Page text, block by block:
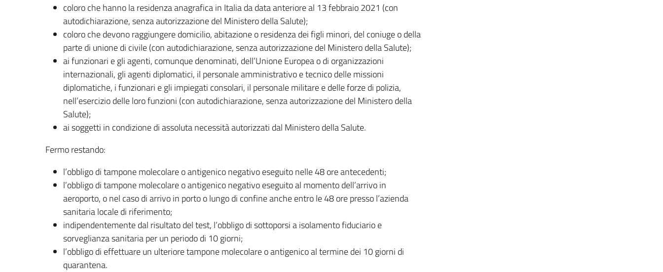
coloro che hanno la residenza anagrafica in Italia da data anteriore al 13 febbraio 2021 (con
autodichiarazione, senza autorizzazione del Ministero della Salute);
coloro che devono raggiungere domicilio, abitazione o residenza dei figli minori, del coniuge o della
parte di unione di civile (con autodichiarazione, senza autorizzazione del Ministero della Salute);
ai funzionari e gli agenti, comunque denominati, dell’Unione Europea o di organizzazioni
internazionali, gli agenti diplomatici, il personale amministrativo e tecnico delle missioni
diplomatiche, i funzionari e gli impiegati consolari, il personale militare e delle forze di polizia,
nell’esercizio delle loro funzioni (con autodichiarazione, senza autorizzazione del Ministero della
Salute);
ai soggetti in condizione di assoluta necessità autorizzati dal Ministero della Salute.
Fermo restando:
l’obbligo di tampone molecolare o antigenico negativo eseguito nelle 48 ore antecedenti;
l’obbligo di tampone molecolare o antigenico negativo eseguito al momento dell’arrivo in
aeroporto, o nel caso di arrivo in porto o lungo di confine anche entro le 48 ore presso l’azienda
sanitaria locale di riferimento;
indipendentemente dal risultato del test, l’obbligo di sottoporsi a isolamento fiduciario e
sorveglianza sanitaria per un periodo di 10 giorni;
l’obbligo di effettuare un ulteriore tampone molecolare o antigenico al termine dei 10 giorni di
quarantena.